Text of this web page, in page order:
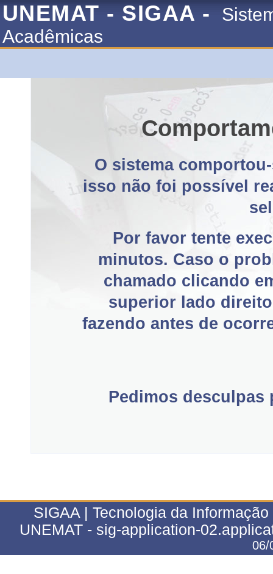
UNEMAT - SIGAA -
Acadêmicas
O sistema
isso não foi possível
Por favor tente
minutos. Caso o
chamado clicando
superior lado
fazendo antes de
Pedimos
SIGAA | Tecnologia da
UNEMAT - sig-application-
06/